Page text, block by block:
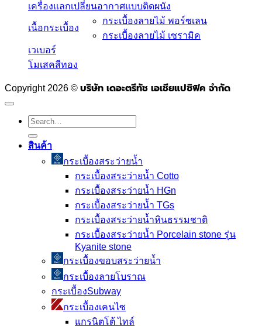
เครื่องแลกเปลี่ยนอากาศแบบติดผนัง
เนื้อกระเบื้อง
กระเบื้องลายไม้ พอร์ซเลน
กระเบื้องลายไม้ เซรามิค
เวเบอร์
โมเสคสีทอง
Copyright 2026 © บริษัท เดอะตรีทัช เอเชียแปซิฟิค จำกัด
Search
for:
สินค้า
กระเบื้องสระว่ายนํ้า
กระเบื้องสระว่ายน้ำ Cotto
กระเบื้องสระว่ายน้ำ HGn
กระเบื้องสระว่ายน้ำ TGs
กระเบื้องสระว่ายน้ำหินธรรมชาติ
กระเบื้องสระว่ายนํ้า Porcelain stone รุ่น
Kyanite stone
กระเบื้องขอบสระว่ายน้ำ
กระเบื้องลายโบราณ
กระเบื้องSubway
กระเบื้องเคนไซ
แกรนิตโต้ ไทล์